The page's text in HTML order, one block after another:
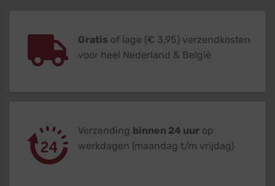
Gratis of lage (€ 3,95) verzendkosten
voor heel Nederland & België
Verzending binnen 24 uur op
werkdagen (maandag t/m vrijdag)